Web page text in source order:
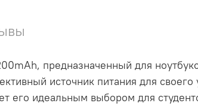
предназначенный для
источник питания для своего
его идеальным выбором для